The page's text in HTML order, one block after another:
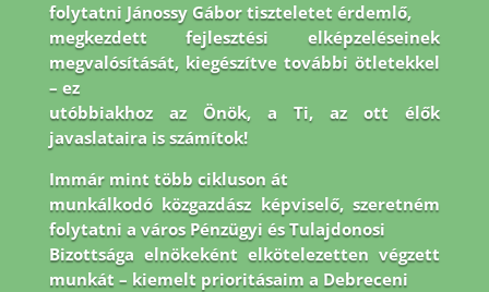
folytatni Jánossy Gábor tiszteletet érdemlő,
megkezdett fejlesztési elképzeléseinek
megvalósítását, kiegészítve további ötletekkel
– ez
utóbbiakhoz az Önök, a Ti, az ott élők
javaslataira is számítok!
Immár mint több cikluson át
munkálkodó közgazdász képviselő, szeretném
folytatni a város Pénzügyi és Tulajdonosi
Bizottsága elnökeként elkötelezetten végzett
munkát – kiemelt prioritásaim a Debreceni